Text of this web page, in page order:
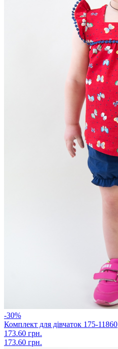
-30%
Комплект для дівчаток 175-11860
173.60 грн.
173.60 грн.